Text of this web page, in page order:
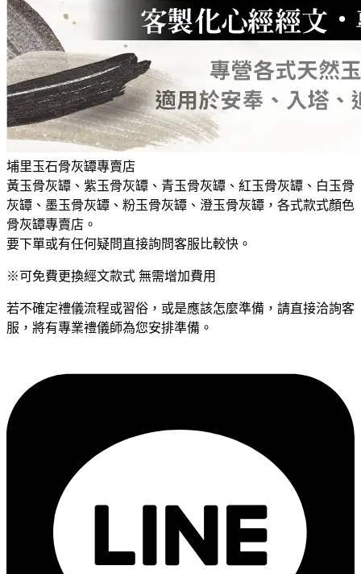
埔里玉石骨灰罈專賣店
黃玉骨灰罈、紫玉骨灰罈、青玉骨灰罈、紅玉骨灰罈、白玉骨
灰罈、墨玉骨灰罈、粉玉骨灰罈、澄玉骨灰罈，各式款式顏色
骨灰罈專賣店。
要下單或有任何疑問直接詢問客服比較快。
※可免費更換經文款式 無需增加費用
若不確定禮儀流程或習俗，或是應該怎麼準備，請直接洽詢客
服，將有專業禮儀師為您安排準備。